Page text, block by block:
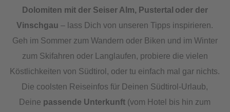
Dolomiten mit der Seiser Alm, Pustertal oder der
Vinschgau – lass Dich von unseren Tipps inspirieren.
Geh im Sommer zum Wandern oder Biken und im Winter
zum Skifahren oder Langlaufen, probiere die vielen
Köstlichkeiten von Südtirol, oder tu einfach mal gar nichts.
Die coolsten Reiseinfos für Deinen Südtirol-Urlaub,
Deine passende Unterkunft (vom Hotel bis hin zum